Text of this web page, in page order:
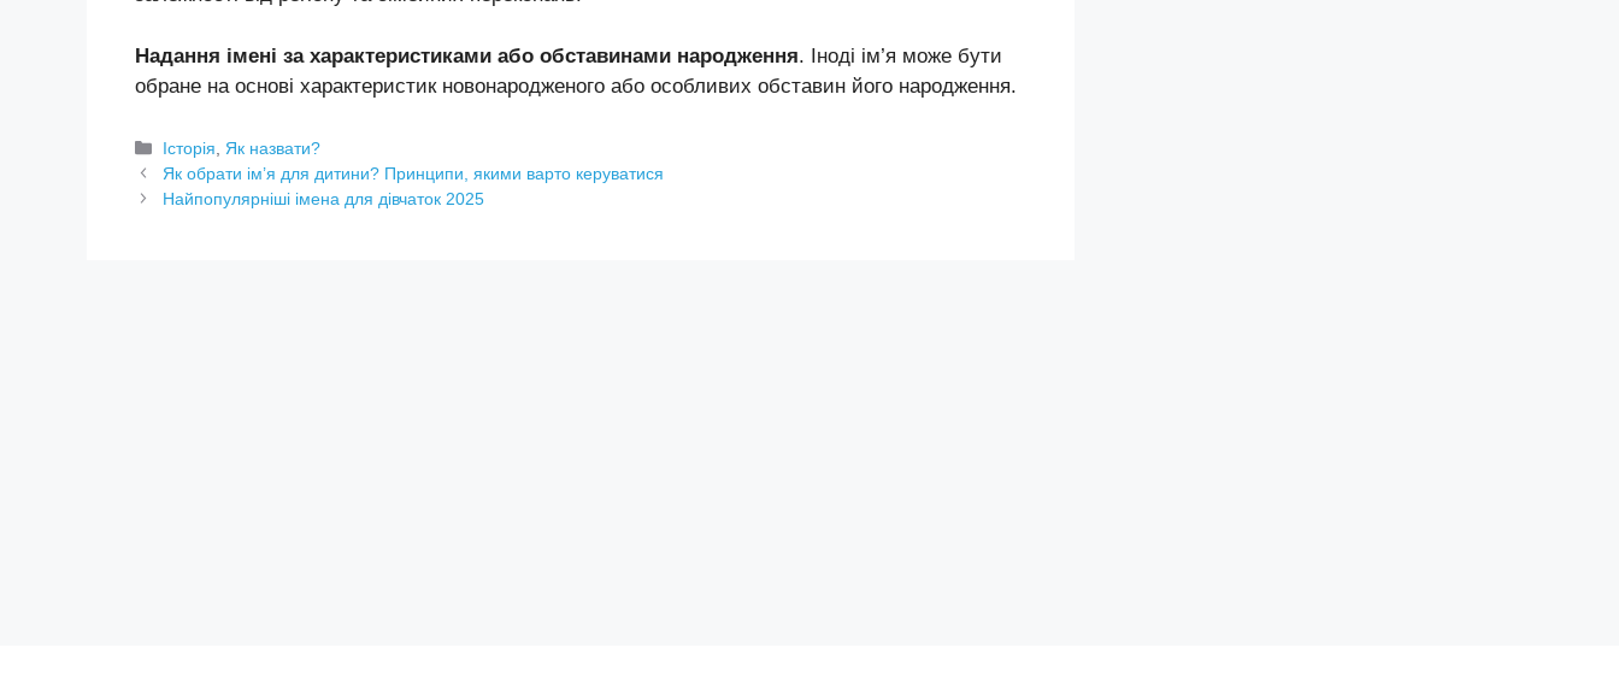
Надання імені за характеристиками або обставинами народження. Іноді ім’я може бути
обране на основі характеристик новонародженого або особливих обставин його народження.
Категорії
Історія
Як назвати?
Як обрати ім’я для дитини? Принципи, якими варто керуватися
Найпопулярніші імена для дівчаток 2025